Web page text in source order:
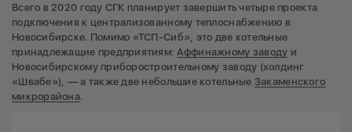
Всего в 2020 году СГК планирует завершить четыре проекта
подключения к централизованному теплоснабжению в
Новосибирске. Помимо «ТСП-Сиб», это две котельные
принадлежащие предприятиям: Аффинажному заводу и
Новосибирскому приборостроительному заводу (холдинг
«Швабе»), — а также две небольшие котельные Закаменского
микрорайона.